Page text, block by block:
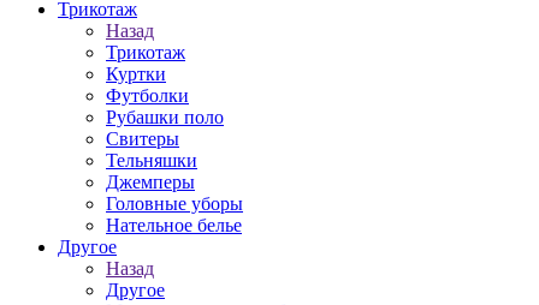
Трикотаж
Назад
Трикотаж
Куртки
Футболки
Рубашки поло
Свитеры
Тельняшки
Джемперы
Головные уборы
Нательное белье
Другое
Назад
Другое